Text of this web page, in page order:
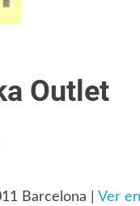
Outlet
Barcelona | Ver